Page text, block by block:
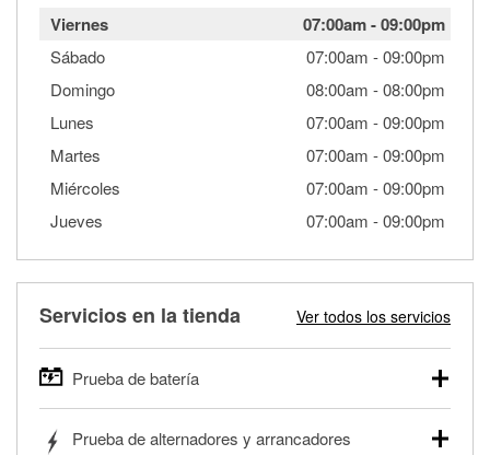
Viernes 07:00am-09:00pm
Sábado 07:00am -09:00pm
Domingo
08:00am -08:00pm
Lunes
07:00am -09:00pm
Martes
07:00am -09:00pm
Miércoles
07:00am -09:00pm
Jueves
07:00am -09:00pm
Servicios en la tienda Ver todos los servicios
Prueba de batería
autos, camionetas, SUVs, vehículos comerciales y
Prueba de alternadores y arrancadores